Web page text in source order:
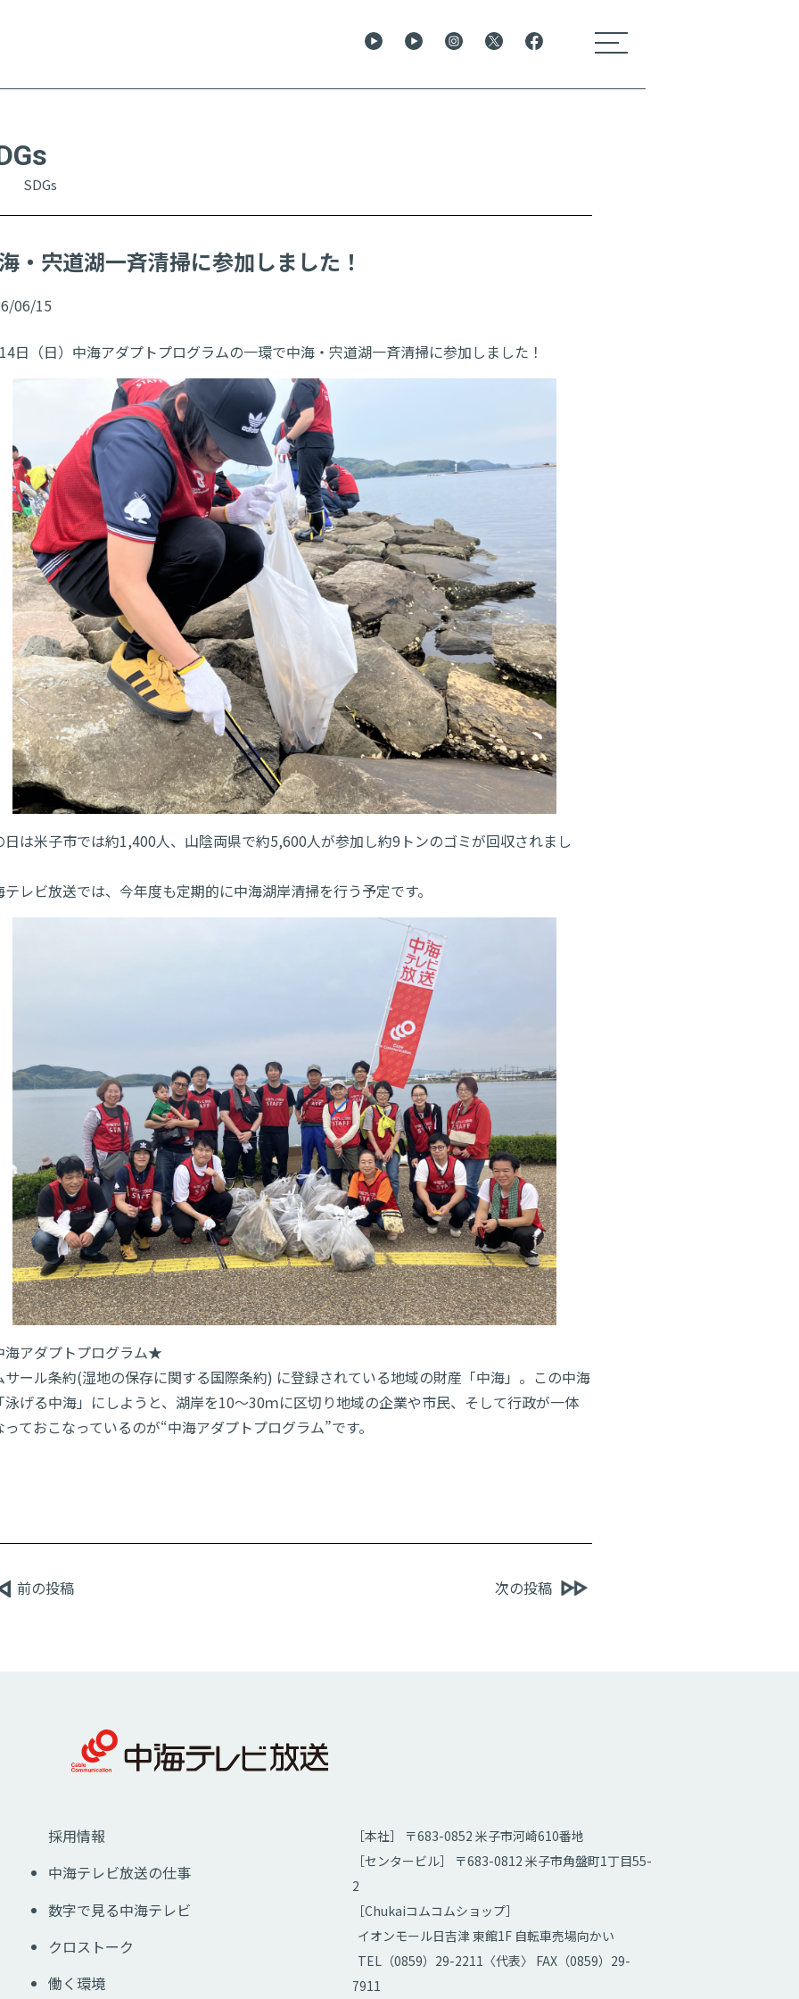
toggle
navigation
SDGs
・宍道湖一斉清掃に参加しました！
06/15
日（日）中海アダプトプログラムの一環で中海・宍道湖一斉清掃に参加しました！
日は米子市では約1,400人、山陰両県で約5,600人が参加し約9トンのゴミが回収されまし
テレビ放送では、今年度も定期的に中海湖岸清掃を行う予定です。
アダプトプログラム★
サール条約(湿地の保存に関する国際条約) に登録されている地域の財産「中海」。この中海
泳げる中海」にしようと、湖岸を10～30ｍに区切り地域の企業や市民、そして行政が一体
っておこなっているのが“中海アダプトプログラム”です。
前の投稿 次の投稿
採用情報
中海テレビ放送の仕事
数字で見る中海テレビ
クロストーク
働く環境
［本社］ 〒683-0852 米子市河崎610番地
［センタービル］ 〒683-0812 米子市角盤町1丁目55-
2
［Chukaiコムコムショップ］
イオンモール日吉津 東館1F 自転車売場向かい
TEL（0859）29-2211〈代表〉 FAX（0859）29-
7911